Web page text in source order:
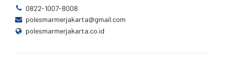
0822-1007-8008
polesmarmerjakarta@gmail.com
polesmarmerjakarta.co.id